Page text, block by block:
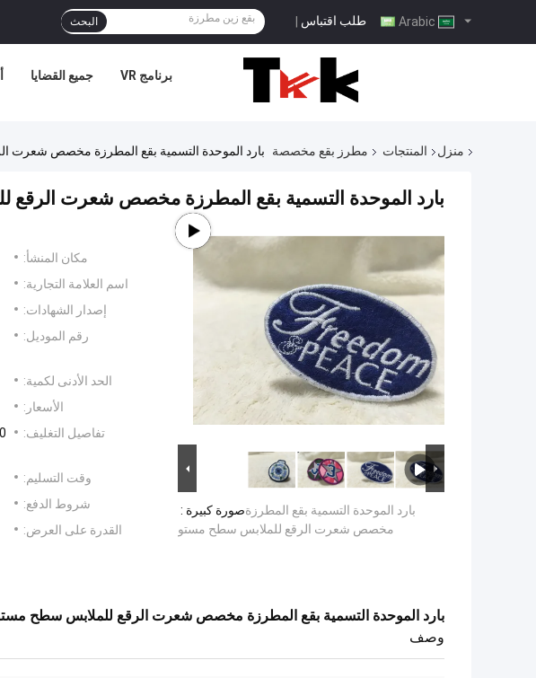
طلب اقتباس | البحث
جميع القضايا برنامج VR
منزل المنتجات مطرز بقع مخصصة بارد الموحدة التسمية بقع المطرزة مخصص شعرت
بارد الموحدة التسمية بقع المطرزة مخصص شعرت
صورة كبيرة :بارد الموحدة التسمية بقع المطرزة
مخصص شعرت الرقع للملابس سطح مستو
مكان المنشأ:
اسم العلامة التجارية:
إصدار الشهادات:
رقم الموديل:
الحد الأدنى لكمية:
الأسعار:
تفاصيل التغليف:
وقت التسليم:
شروط الدفع:
القدرة على العرض:
بارد الموحدة التسمية بقع المطرزة مخصص شعرت الرقع للملابس سطح
وصف